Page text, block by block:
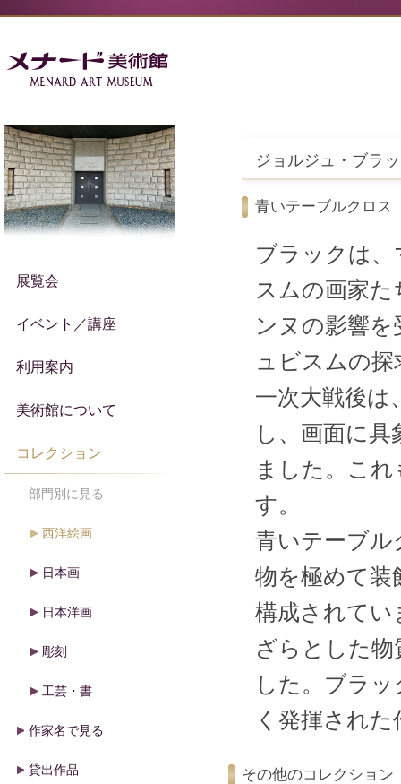
ジョルジュ・ブラ
青いテーブルクロス
ブラックは
スムの画家
ンヌの影響
ュビスムの
一次大戦後は
し、画面に
ました。こ
す。
青いテーブル
物を極めて装
構成されてい
ざらとした
した。ブラ
く発揮され
その他のコレクショ
展覧会
イベント／講座
利用案内
美術館について
コレクション
部門別に見る
西洋絵画
日本画
日本洋画
彫刻
工芸・書
作家名で見る
貸出作品